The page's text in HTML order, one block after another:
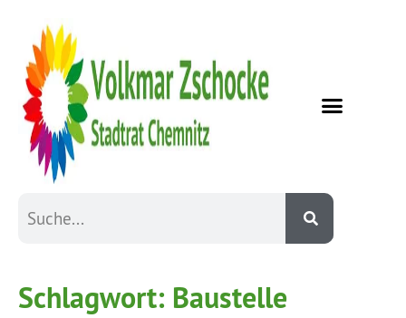
Schlagwort: Baustelle